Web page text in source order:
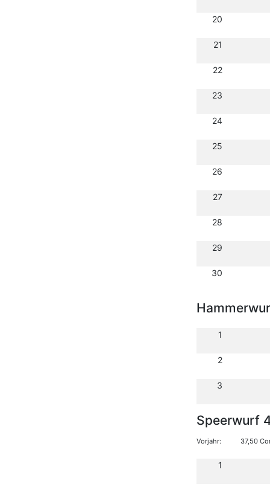
20
21
22
23
24
25
26
27
28
29
30
1
2
3
Speerwurf
Vorjahr: 37,50
1